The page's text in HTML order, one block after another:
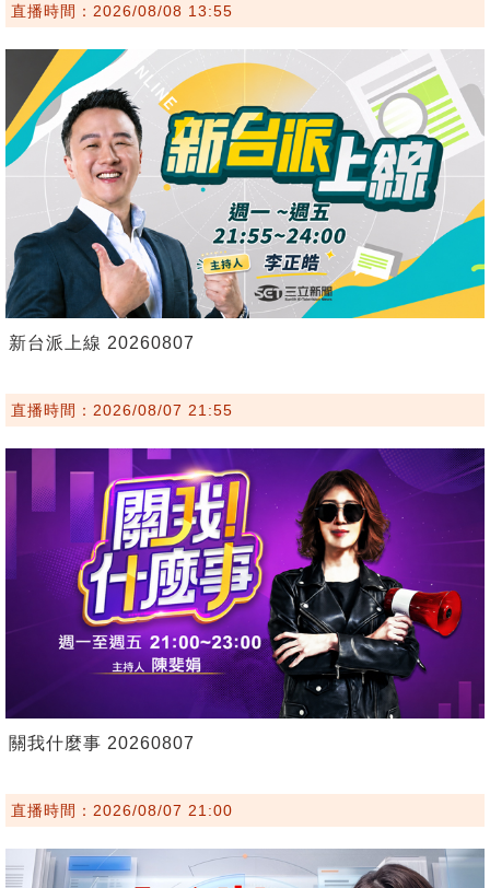
直播時間：2026/08/08 13:55
新台派上線 20260807
直播時間：2026/08/07 21:55
關我什麼事 20260807
直播時間：2026/08/07 21:00